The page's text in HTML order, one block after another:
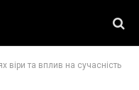
віри та вплив на сучасність